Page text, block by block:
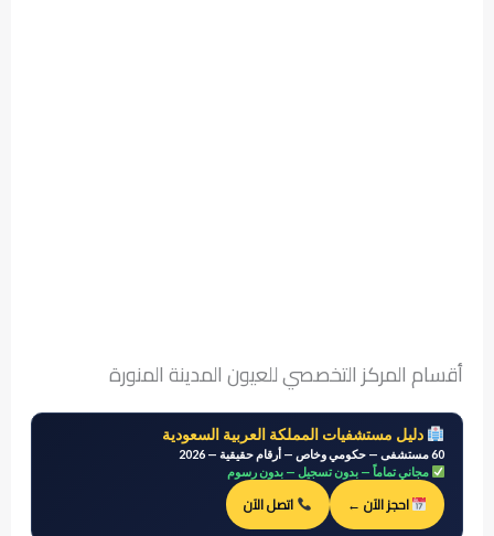
أقسام المركز التخصصي للعيون المدينة المنورة
دليل مستشفيات المملكة العربية السعودية
60 مستشفى — حكومي وخاص — أرقام حقيقية — 2026
مجاني تماماً — بدون تسجيل — بدون رسوم
احجز الآن ← اتصل الآن